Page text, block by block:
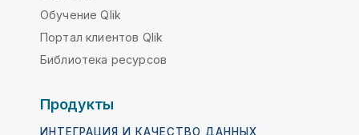
Обучение Qlik
Портал клиентов Qlik
Библиотека ресурсов
Продукты
ИНТЕГРАЦИЯ И КАЧЕСТВО ДАННЫХ